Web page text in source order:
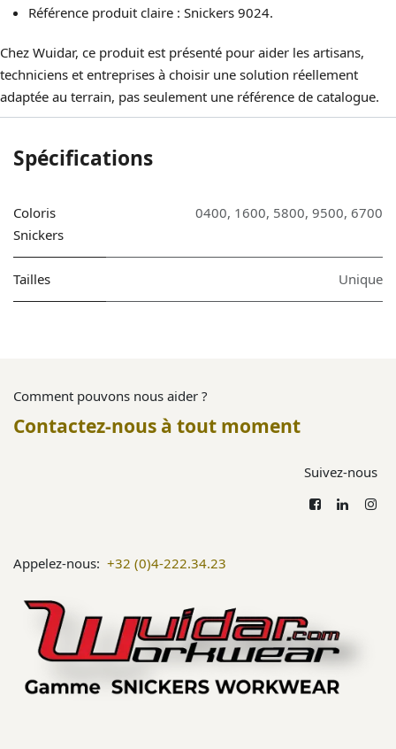
Référence produit claire : Snickers 9024.
Chez Wuidar, ce produit est présenté pour aider les artisans,
techniciens et entreprises à choisir une solution réellement
adaptée au terrain, pas seulement une référence de catalogue.
Spécifications
Coloris
Snickers
0400, 1600, 5800, 9500, 6700
Tailles Unique
Comment pouvons nous aider ?
Contactez-nous à tout moment
Suivez-nous
Appelez-nous: +32 (0)4-222.34.23